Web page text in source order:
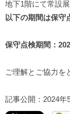
地下1階にて常設
以下の期間は保守
保守点検期間：
ご理解とご協力を
記事公開：2024年